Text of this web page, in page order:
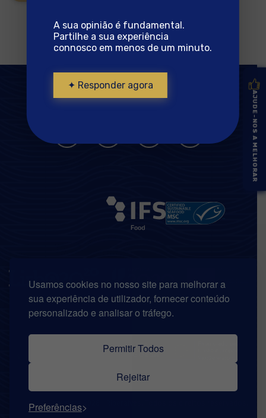
Usamos cookies no nosso site para melhorar a
sua experiência de utilizador, fornecer conteúdo
personalizado e analisar o tráfego.
Permitir Todos
Rejeitar
Preferências
© Copyright 2026 | Riberalves. Todos os direitos reservados.
A sua opinião é fundamental.
Partilhe a sua experiência
connosco em menos de um minuto.
✦ Responder agora
AJUDE-NOS A MELHORAR